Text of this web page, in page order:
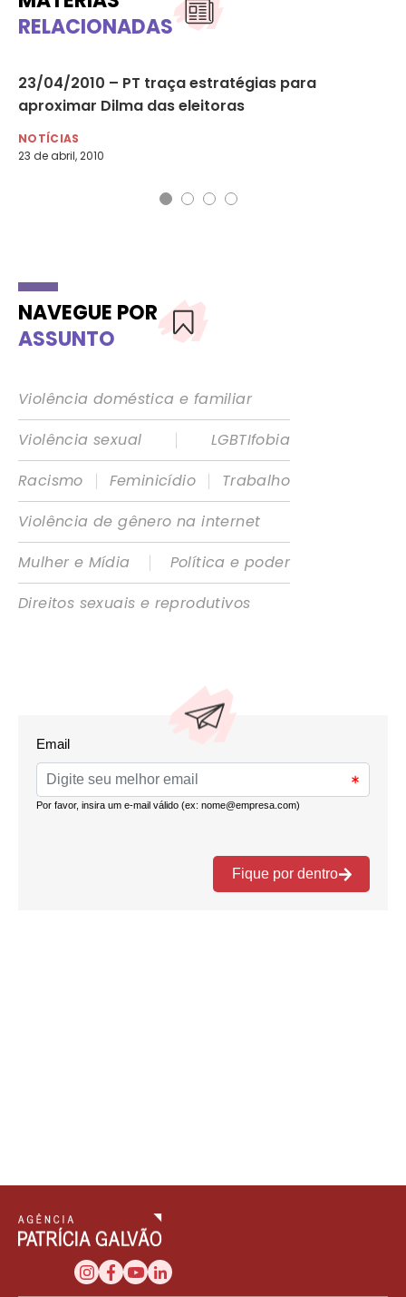
RELACIONADAS
23/04/2010 – PT traça estratégias para
aproximar Dilma das eleitoras
NOTÍCIAS
23 de abril, 2010
NAVEGUE POR
ASSUNTO
Violência doméstica e familiar
Violência sexual
|
LGBTIfobia
Racismo
| Feminicídio |
Trabalho
Violência de gênero na internet
Mulher e Mídia
|
Política e poder
Direitos sexuais e reprodutivos